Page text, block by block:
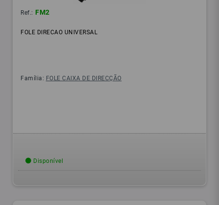
Ref.: FM2
FOLE DIRECAO UNIVERSAL
Família: FOLE CAIXA DE DIRECÇÃO
Disponível